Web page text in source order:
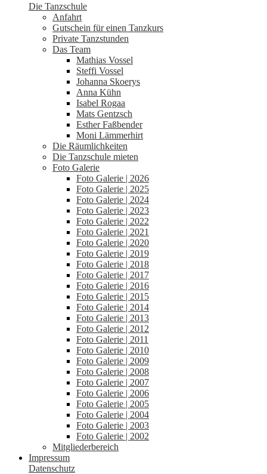
Die Tanzschule
Anfahrt
Gutschein für einen Tanzkurs
Private Tanzstunden
Das Team
Mathias Vossel
Steffi Vossel
Johanna Skoerys
Anna Kühn
Isabel Rogaa
Mats Gentzsch
Esther Faßbender
Moni Lämmerhirt
Die Räumlichkeiten
Die Tanzschule mieten
Foto Galerie
Foto Galerie | 2026
Foto Galerie | 2025
Foto Galerie | 2024
Foto Galerie | 2023
Foto Galerie | 2022
Foto Galerie | 2021
Foto Galerie | 2020
Foto Galerie | 2019
Foto Galerie | 2018
Foto Galerie | 2017
Foto Galerie | 2016
Foto Galerie | 2015
Foto Galerie | 2014
Foto Galerie | 2013
Foto Galerie | 2012
Foto Galerie | 2011
Foto Galerie | 2010
Foto Galerie | 2009
Foto Galerie | 2008
Foto Galerie | 2007
Foto Galerie | 2006
Foto Galerie | 2005
Foto Galerie | 2004
Foto Galerie | 2003
Foto Galerie | 2002
Mitgliederbereich
Impressum
Datenschutz